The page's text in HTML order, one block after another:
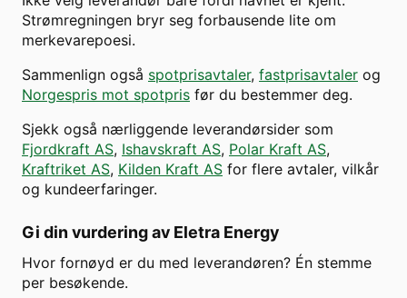
Strømregningen bryr seg forbausende lite om
merkevarepoesi.
Sammenlign også spotprisavtaler, fastprisavtaler og
Norgespris mot spotpris før du bestemmer deg.
Sjekk også nærliggende leverandørsider som
Fjordkraft AS, Ishavskraft AS, Polar Kraft AS,
Kraftriket AS, Kilden Kraft AS for flere avtaler, vilkår
og kundeerfaringer.
Gi din vurdering av Eletra Energy
Hvor fornøyd er du med leverandøren? Én stemme
per besøkende.